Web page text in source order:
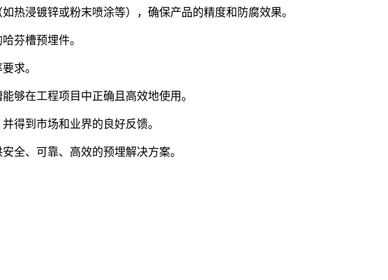
热浸镀锌或粉末喷涂等），确保产品的精度和防腐效果。
芬槽预埋件。
求。
够在工程项目中正确且高效地使用。
得到市场和业界的良好反馈。
全、可靠、高效的预埋解决方案。